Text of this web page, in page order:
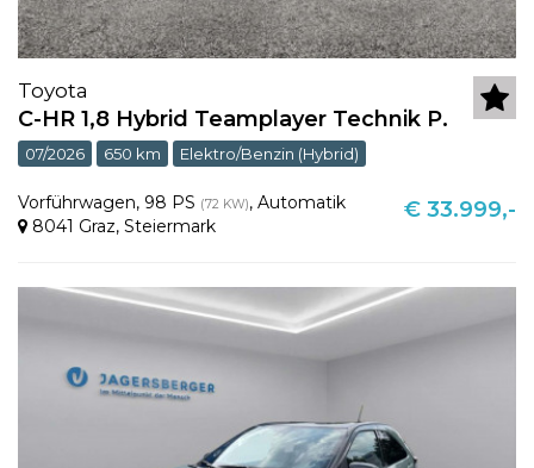
Toyota
C-HR 1,8 Hybrid Teamplayer Technik P.
07/2026 650 km Elektro/Benzin (Hybrid)
Vorführwagen, 98 PS (72 KW), Automatik
8041 Graz, Steiermark
€ 33.999,-